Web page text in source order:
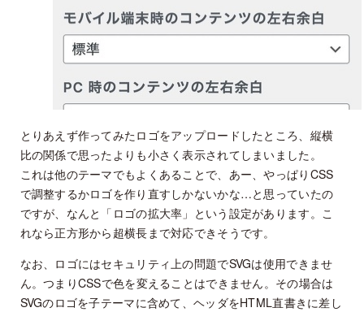
とりあえず作ってみたロゴをアップロードしたところ、縦横
比の関係で思ったよりも小さく表示されてしまいました。
これは他のテーマでもよくあることで、あー、やっぱりCSS
で調整するかロゴを作り直すしかないかな…と思っていたの
ですが、なんと「ロゴの拡大率」という設定があります。こ
れなら正方形から超横長まで対応できそうです。
なお、ロゴにはセキュリティ上の問題でSVGは使用できませ
ん。つまりCSSで色を変えることはできません。その場合は
SVGのロゴを子テーマに含めて、ヘッダをHTML直書きに差し